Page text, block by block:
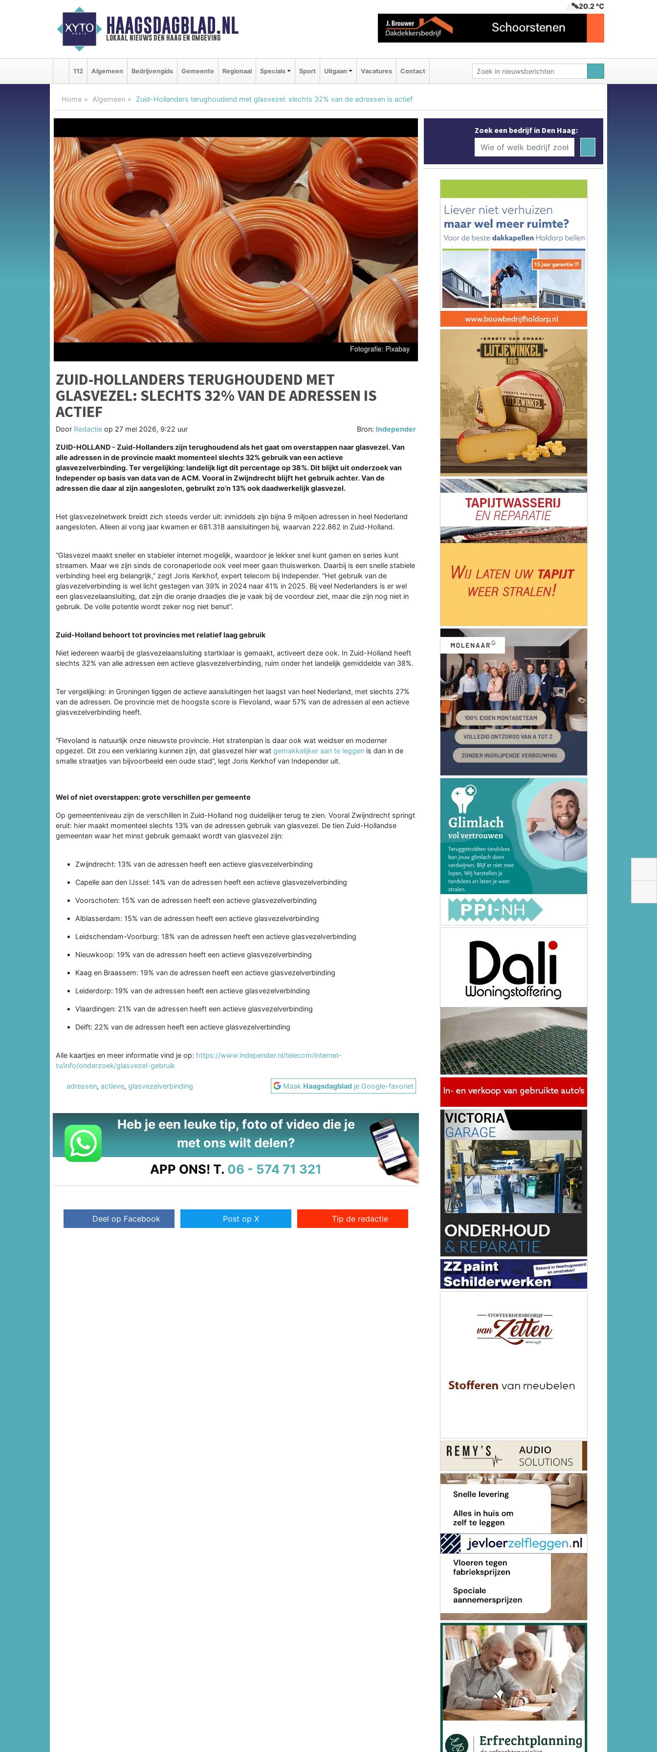
HAAGSDAGBLAD.NL
lokaal nieuws den haag en omgeving
20.2 ℃
112 Algemeen Bedrijvengids Gemeente Regionaal Specials Sport Uitgaan Vacatures Contact
Home Algemeen Zuid-Hollanders terughoudend met glasvezel: slechts 32% van de adressen is actief
ZUID-HOLLANDERS TERUGHOUDEND MET
GLASVEZEL: SLECHTS 32% VAN DE ADRESSEN IS
ACTIEF
Door Redactie op 27 mei 2026, 9:22 uur Bron: Independer
ZUID-HOLLAND - Zuid-Hollanders zijn terughoudend als het gaat om overstappen naar glasvezel. Van
alle adressen in de provincie maakt momenteel slechts 32% gebruik van een actieve
glasvezelverbinding. Ter vergelijking: landelijk ligt dit percentage op 38%. Dit blijkt uit onderzoek van
Independer op basis van data van de ACM. Vooral in Zwijndrecht blijft het gebruik achter. Van de
adressen die daar al zijn aangesloten, gebruikt zo’n 13% ook daadwerkelijk glasvezel.
Het glasvezelnetwerk breidt zich steeds verder uit: inmiddels zijn bijna 9 miljoen adressen in heel Nederland
aangesloten. Alleen al vorig jaar kwamen er 681.318 aansluitingen bij, waarvan 222.862 in Zuid-Holland.
“Glasvezel maakt sneller en stabieler internet mogelijk, waardoor je lekker snel kunt gamen en series kunt
streamen. Maar we zijn sinds de coronaperiode ook veel meer gaan thuiswerken. Daarbij is een snelle stabiele
verbinding heel erg belangrijk,” zegt Joris Kerkhof, expert telecom bij Independer. “Het gebruik van de
glasvezelverbinding is wel licht gestegen van 39% in 2024 naar 41% in 2025. Bij veel Nederlanders is er wel
een glasvezelaansluiting, dat zijn die oranje draadjes die je vaak bij de voordeur ziet, maar die zijn nog niet in
gebruik. De volle potentie wordt zeker nog niet benut”.
Zuid-Holland behoort tot provincies met relatief laag gebruik
Niet iedereen waarbij de glasvezelaansluiting startklaar is gemaakt, activeert deze ook. In Zuid-Holland heeft
slechts 32% van alle adressen een actieve glasvezelverbinding, ruim onder het landelijk gemiddelde van 38%.
Ter vergelijking: in Groningen liggen de actieve aansluitingen het laagst van heel Nederland, met slechts 27%
van de adressen. De provincie met de hoogste score is Flevoland, waar 57% van de adressen al een actieve
glasvezelverbinding heeft.
“Flevoland is natuurlijk onze nieuwste provincie. Het stratenplan is daar ook wat weidser en moderner
opgezet. Dit zou een verklaring kunnen zijn, dat glasvezel hier wat gemakkelijker aan te leggen is dan in de
smalle straatjes van bijvoorbeeld een oude stad”, legt Joris Kerkhof van Independer uit.
Wel of niet overstappen: grote verschillen per gemeente
Op gemeenteniveau zijn de verschillen in Zuid-Holland nog duidelijker terug te zien. Vooral Zwijndrecht springt
eruit: hier maakt momenteel slechts 13% van de adressen gebruik van glasvezel. De tien Zuid-Hollandse
gemeenten waar het minst gebruik gemaakt wordt van glasvezel zijn:
Zwijndrecht: 13% van de adressen heeft een actieve glasvezelverbinding
Capelle aan den IJssel: 14% van de adressen heeft een actieve glasvezelverbinding
Voorschoten: 15% van de adressen heeft een actieve glasvezelverbinding
Alblasserdam: 15% van de adressen heeft een actieve glasvezelverbinding
Leidschendam-Voorburg: 18% van de adressen heeft een actieve glasvezelverbinding
Nieuwkoop: 19% van de adressen heeft een actieve glasvezelverbinding
Kaag en Braassem: 19% van de adressen heeft een actieve glasvezelverbinding
Leiderdorp: 19% van de adressen heeft een actieve glasvezelverbinding
Vlaardingen: 21% van de adressen heeft een actieve glasvezelverbinding
Delft: 22% van de adressen heeft een actieve glasvezelverbinding
Alle kaartjes en meer informatie vind je op: https://www.independer.nl/telecom/internet-
tv/info/onderzoek/glasvezel-gebruik
adressen, actieve, glasvezelverbinding Maak Haagsdagblad je Google-favoriet
Heb je een leuke tip, foto of video die je
met ons wilt delen?
APP ONS! T. 06 - 574 71 321
Deel op Facebook Post op X Tip de redactie
Zoek een bedrijf in Den Haag: